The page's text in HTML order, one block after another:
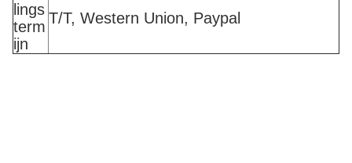
lings
term
ijn
T/T, Western Union, Paypal